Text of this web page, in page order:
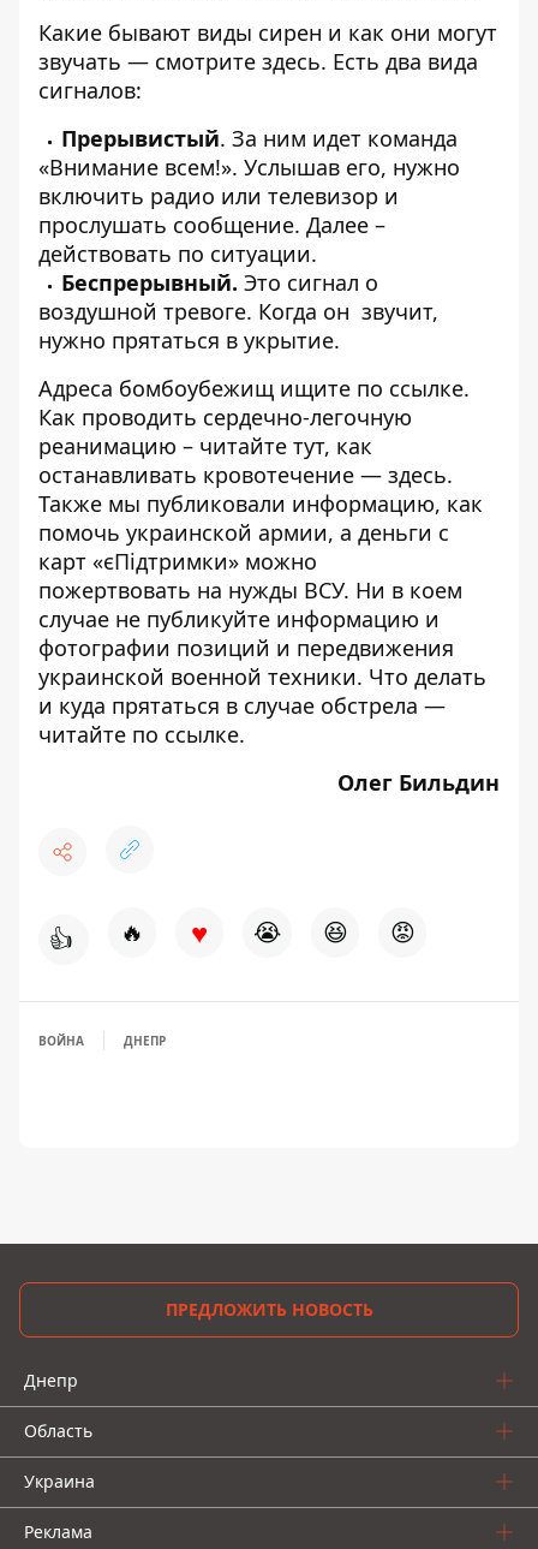
Какие бывают виды сирен и как они могут
звучать — смотрите здесь. Есть два вида
сигналов:
Прерывистый. За ним идет команда
«Внимание всем!». Услышав его, нужно
включить радио или телевизор и
прослушать сообщение. Далее –
действовать по ситуации.
Беспрерывный. Это сигнал о
воздушной тревоге. Когда он звучит,
нужно прятаться в укрытие.
Адреса бомбоубежищ ищите по ссылке.
Как проводить сердечно-легочную
реанимацию – читайте тут, как
останавливать кровотечение — здесь.
Также мы публиковали информацию, как
помочь украинской армии, а деньги с
карт «єПідтримки» можно
пожертвовать на нужды ВСУ. Ни в коем
случае не публикуйте информацию и
фотографии позиций и передвижения
украинской военной техники. Что делать
и куда прятаться в случае обстрела —
читайте по ссылке.
Олег Бильдин
👍 🔥 ♥ 😭 😆 😡
ВОЙНА ДНЕПР
ПРЕДЛОЖИТЬ НОВОСТЬ
Днепр
Область
Украина
Реклама